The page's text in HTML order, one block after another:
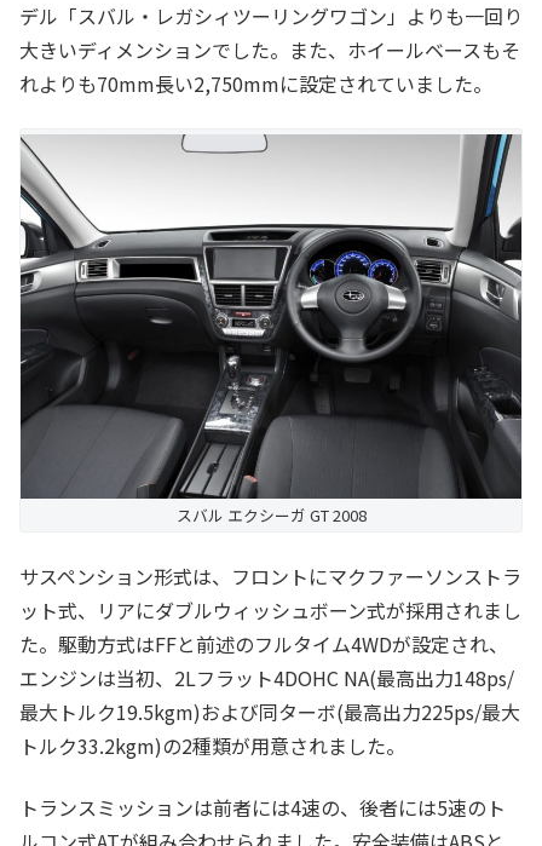
デル「スバル・レガシィツーリングワゴン」よりも一回り
大きいディメンションでした。また、ホイールベースもそ
れよりも70mm長い2,750mmに設定されていました。
スバル エクシーガ GT 2008
サスペンション形式は、フロントにマクファーソンストラ
ット式、リアにダブルウィッシュボーン式が採用されまし
た。駆動方式はFFと前述のフルタイム4WDが設定され、
エンジンは当初、2Lフラット4DOHC NA(最高出力148ps/
最大トルク19.5kgm)および同ターボ(最高出力225ps/最大
トルク33.2kgm)の2種類が用意されました。
トランスミッションは前者には4速の、後者には5速のト